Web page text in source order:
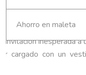
Ahorro en maleta